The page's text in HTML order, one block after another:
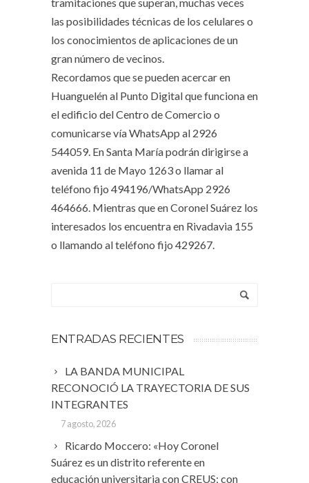
las posibilidades técnicas de los celulares o
los conocimientos de aplicaciones de un
gran número de vecinos.
Recordamos que se pueden acercar en
Huanguelén al Punto Digital que funciona en
el edificio del Centro de Comercio o
comunicarse vía WhatsApp al 2926
544059. En Santa María podrán dirigirse a
avenida 11 de Mayo 1263 o llamar al
teléfono fijo 494196/WhatsApp 2926
464666. Mientras que en Coronel Suárez los
interesados los encuentra en Rivadavia 155
o llamando al teléfono fijo 429267.
ENTRADAS RECIENTES
LA BANDA MUNICIPAL
RECONOCIÓ LA TRAYECTORIA DE SUS
INTEGRANTES
7 agosto, 2026
Ricardo Moccero: «Hoy Coronel
Suárez es un distrito referente en
educación universitaria con CREUS; con